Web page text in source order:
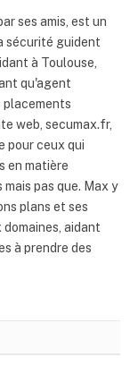
ses amis, est un
sécurité guident
à Toulouse,
qu'agent
placements
web, secumax.fr,
pour ceux qui
en matière
pas que. Max y
plans et ses
aidant
à prendre des